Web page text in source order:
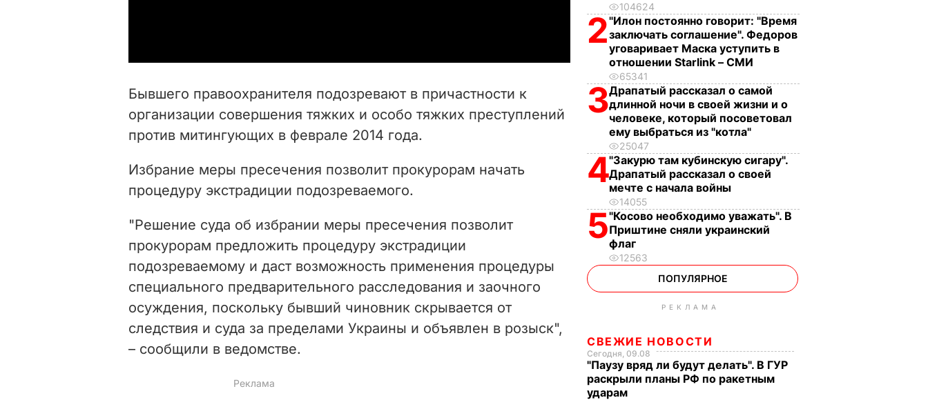
i
d
e
o
Бывшего правоохранителя подозревают в причастности к
организации совершения тяжких и особо тяжких преступлений
против митингующих в феврале 2014 года.
Избрание меры пресечения позволит прокурорам начать
процедуру экстрадиции подозреваемого.
"Решение суда об избрании меры пресечения позволит
прокурорам предложить процедуру экстрадиции
подозреваемому и даст возможность применения процедуры
специального предварительного расследования и заочного
осуждения, поскольку бывший чиновник скрывается от
следствия и суда за пределами Украины и объявлен в розыск",
– сообщили в ведомстве.
104624
2"Илон постоянно говорит: "Время
заключать соглашение". Федоров
уговаривает Маска уступить в
отношении Starlink – СМИ
65341
3Драпатый рассказал о самой
длинной ночи в своей жизни и о
человеке, который посоветовал
ему выбраться из "котла"
25047
4"Закурю там кубинскую сигару".
Драпатый рассказал о своей
мечте с начала войны
14055
5"Косово необходимо уважать". В
Приштине сняли украинский
флаг
12563
ПОПУЛЯРНОЕ
РЕКЛАМА
СВЕЖИЕ НОВОСТИ
Сегодня, 09.08
"Паузу вряд ли будут делать". В ГУР
раскрыли планы РФ по ракетным
ударам